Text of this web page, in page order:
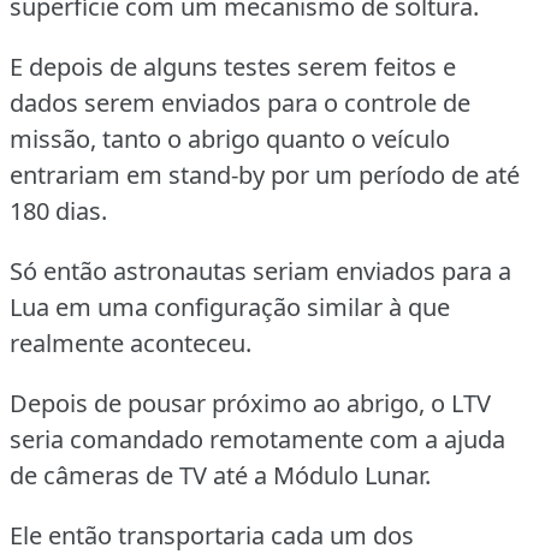
superfície com um mecanismo de soltura.
E depois de alguns testes serem feitos e
dados serem enviados para o controle de
missão, tanto o abrigo quanto o veículo
entrariam em stand-by por um período de até
180 dias.
Só então astronautas seriam enviados para a
Lua em uma configuração similar à que
realmente aconteceu.
Depois de pousar próximo ao abrigo, o LTV
seria comandado remotamente com a ajuda
de câmeras de TV até a Módulo Lunar.
Ele então transportaria cada um dos